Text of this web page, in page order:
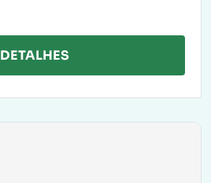
DETALHES